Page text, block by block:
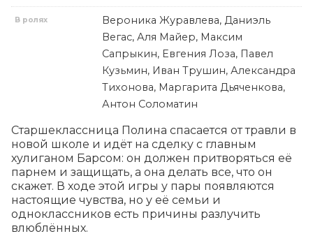
В ролях
Вероника Журавлева, Даниэль
Вегас, Аля Майер, Максим
Сапрыкин, Евгения Лоза, Павел
Кузьмин, Иван Трушин, Александра
Тихонова, Маргарита Дьяченкова,
Антон Соломатин
Старшеклассница Полина спасается от травли в
новой школе и идёт на сделку с главным
хулиганом Барсом: он должен притворяться её
парнем и защищать, а она делать все, что он
скажет. В ходе этой игры у пары появляются
настоящие чувства, но у её семьи и
одноклассников есть причины разлучить
влюблённых.